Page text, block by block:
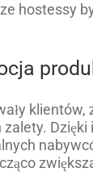
hostessy